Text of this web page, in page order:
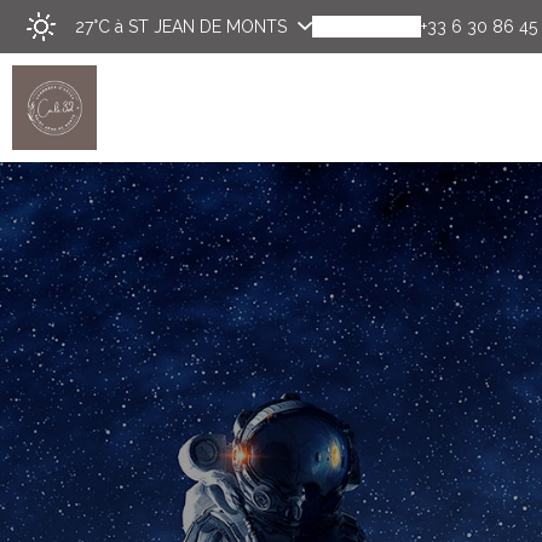
27°C à ST JEAN DE MONTS +33 6 30 86 45
Découvrir Chambres